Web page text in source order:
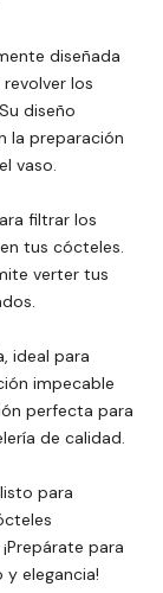
diseñada
los
diseño
la preparación
vaso.
filtrar los
tus cócteles.
verter tus
ideal para
impecable
perfecta para
de calidad.
para
para
elegancia!